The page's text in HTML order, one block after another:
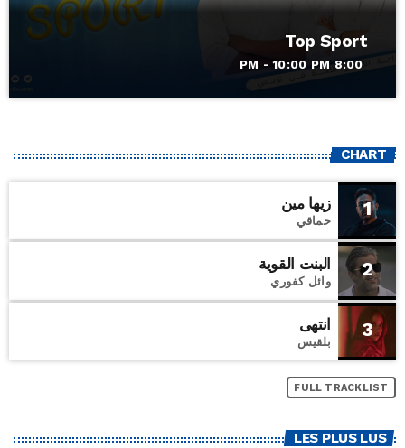
Top Sport
8:00 PM - 10:00 PM
CHART
1 زيها مين
حماقي
2 البنت القوية
وائل كفوري
3 انتهى
بلقيس
FULL TRACKLIST
LES PLUS LUS